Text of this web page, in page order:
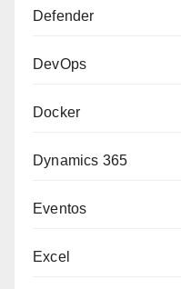
Defender
DevOps
Docker
Dynamics 365
Eventos
Excel